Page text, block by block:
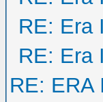
RE: Era
RE: Era
RE: ERA